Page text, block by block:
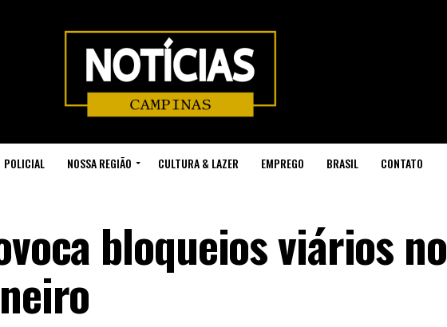
POLICIAL NOSSA REGIÃO CULTURA & LAZER EMPREGO BRASIL CONTATO
bloqueios viários no